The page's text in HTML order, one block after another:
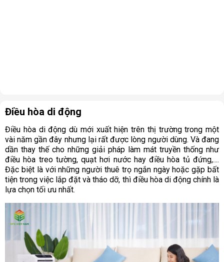
Điều hòa di động
Điều hòa di động dù mới xuất hiện trên thị trường trong một
vài năm gần đây nhưng lại rất được lòng người dùng. Và đang
dần thay thế cho những giải pháp làm mát truyền thống như
điều hòa treo tường, quạt hơi nước hay điều hòa tủ đứng,....
Đặc biệt là với những người thuê trọ ngắn ngày hoặc gặp bất
tiện trong việc lắp đặt và tháo dỡ, thì điều hòa di động chính là
lựa chọn tối ưu nhất.